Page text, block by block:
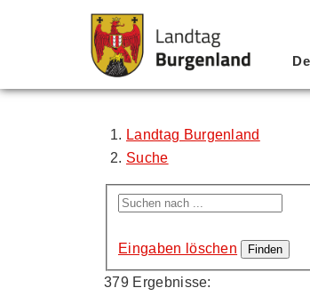
Zum Inhalt
Zum Menü
Zur Suche
Landtag Burgenland
Suche
Eingaben löschen
379 Ergebnisse: